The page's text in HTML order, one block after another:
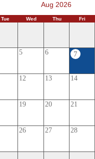
Aug 2026
Tue Wed Thu Fri
5 6 7
12 13 14
19 20 21
26 27 28